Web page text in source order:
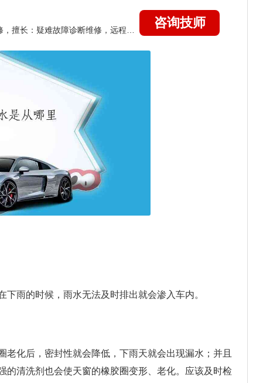
咨询技师
雨的时候，雨水无法及时排出就会渗入车内。
化后，密封性就会降低，下雨天就会出现漏水；并且
清洗剂也会使天窗的橡胶圈变形、老化。应该及时检